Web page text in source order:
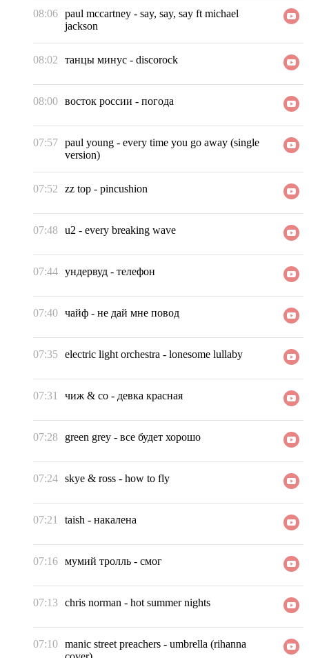
08:06 paul mccartney - say, say, say ft michael
jackson
08:02 танцы минус - discorock
08:00 восток россии - погода
07:57 paul young - every time you go away (single
version)
07:52 zz top - pincushion
07:48 u2 - every breaking wave
07:44 ундервуд - телефон
07:40 чайф - не дай мне повод
07:35 electric light orchestra - lonesome lullaby
07:31 чиж & co - девка красная
07:28 green grey - все будет хорошо
07:24 skye & ross - how to fly
07:21 taish - накалена
07:16 мумий тролль - смог
07:13 chris norman - hot summer nights
07:10 manic street preachers - umbrella (rihanna